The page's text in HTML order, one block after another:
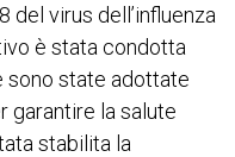
virus dell’influenza
è stata condotta
sono state adottate
garantire la salute
stabilita la